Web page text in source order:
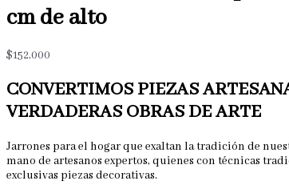
cm de alto
$152,000
CONVERTIMOS PIEZAS
VERDADERAS OBRAS DE ARTE
Jarrones para el hogar que exaltan la tradición de
mano de artesanos expertos, quienes con técnicas
exclusivas piezas decorativas.